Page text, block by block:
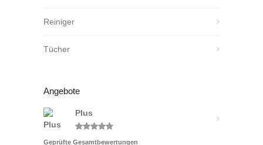
Reiniger
Tücher
Angebote
Plus
Bewertet
Geprüfte Gesamtbewertungen